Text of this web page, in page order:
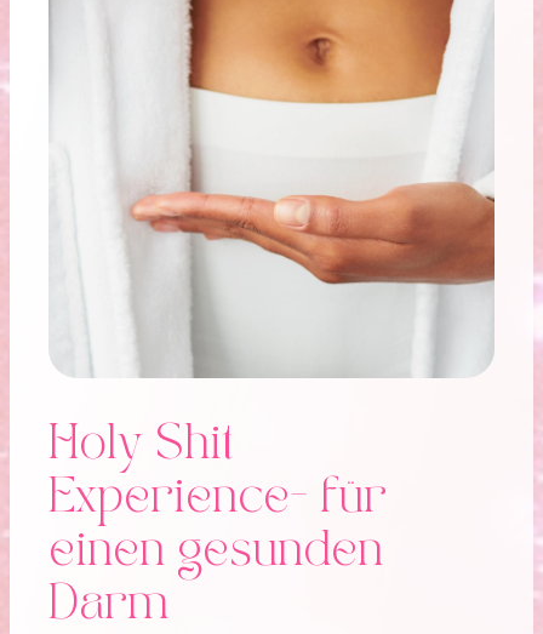
Holy Shit
Experience- für
einen gesunden
Darm